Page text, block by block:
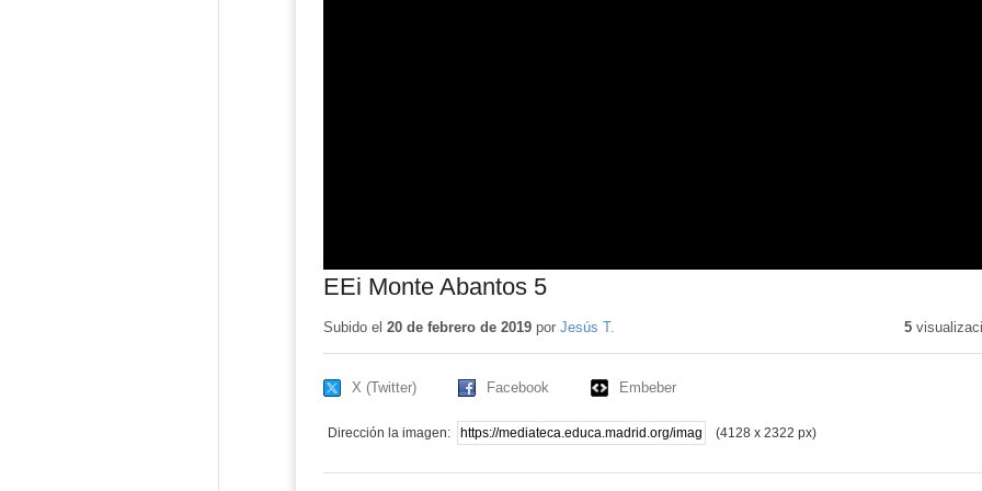
EEi Monte Abantos 5
Subido el 20 de febrero de 2019por Jesús T. 5
X (Twitter) Facebook Embeber
Dirección la imagen: (4128 x 2322 px)